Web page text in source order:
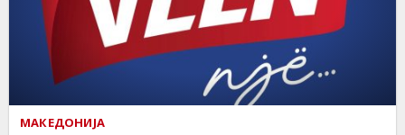
МАКЕДОНИЈА